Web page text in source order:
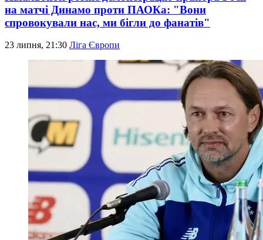
на матчі Динамо проти ПАОКа: "Вони
спровокували нас, ми бігли до фанатів"
23 липня, 21:30 Ліга Європи